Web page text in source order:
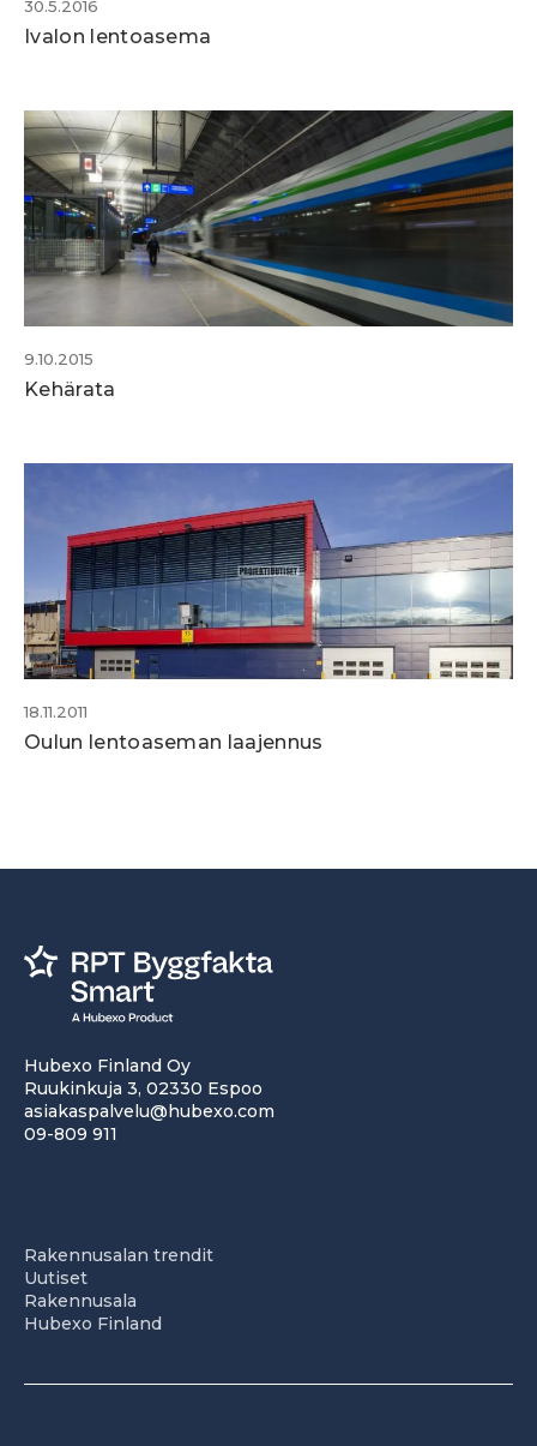
30.5.2016
Ivalon lentoasema
9.10.2015
Kehärata
18.11.2011
Oulun lentoaseman laajennus
Hubexo Finland Oy
Ruukinkuja 3, 02330 Espoo
asiakaspalvelu@hubexo.com
09-809 911
Rakennusalan trendit
Uutiset
Rakennusala
Hubexo Finland